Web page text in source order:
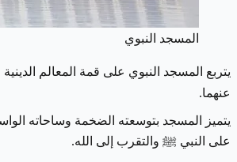
المسجد النبوي
يتربع المسجد النبوي على قمة المعالم
عنهما.
يتميز المسجد بتوسعته الضخمة وساحاته
على النبي ﷺ والتقرب إلى الله.